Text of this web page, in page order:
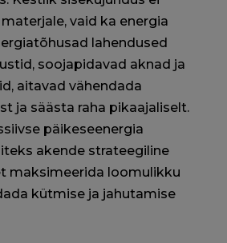
vaid ka energia
lahendused
soojapidavad aknad ja
aitavad vähendada
ja säästa raha pikaajaliselt.
päikeseenergia
akende strateegiline
maksimeerida loomulikku
kütmise ja jahutamise